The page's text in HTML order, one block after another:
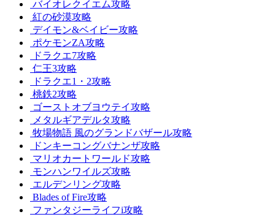
バイオレクイエム攻略
紅の砂漠攻略
デイモン&ベイビー攻略
ポケモンZA攻略
ドラクエ7攻略
仁王3攻略
ドラクエ1・2攻略
桃鉄2攻略
ゴーストオブヨウテイ攻略
メタルギアデルタ攻略
牧場物語 風のグランドバザール攻略
ドンキーコングバナンザ攻略
マリオカートワールド攻略
モンハンワイルズ攻略
エルデンリング攻略
Blades of Fire攻略
ファンタジーライフi攻略